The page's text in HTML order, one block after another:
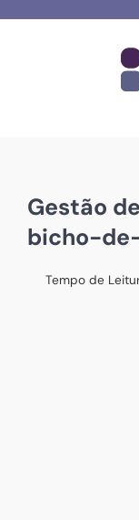
Gestão
bicho-
Tempo de